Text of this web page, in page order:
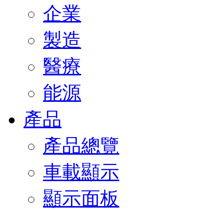
企業
製造
醫療
能源
產品
產品總覽
車載顯示
顯示面板